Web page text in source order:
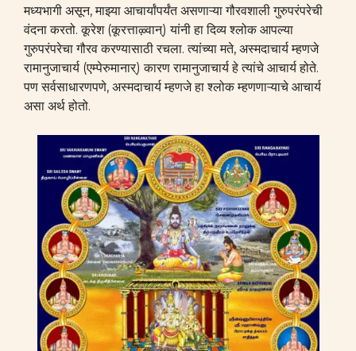
मध्यभागी असून, माझ्या आचार्यांपर्यंत असणाऱ्या गौरवशाली गुरुपरंपरेची
वंदना करतो. कूरेश (कूरत्ताऴ्वान्) यांनी हा दिव्य श्लोक आपल्या
गुरुपरंपरेचा गौरव करण्यासाठी रचला. त्यांच्या मते, अस्मदाचार्य म्हणजे
रामानुजाचार्य (एम्पेरुमानार्) कारण रामानुजाचार्य हे त्यांचे आचार्य होते.
पण सर्वसाधारणपणे, अस्मदाचार्य म्हणजे हा श्लोक म्हणणाऱ्याचे आचार्य
असा अर्थ होतो.